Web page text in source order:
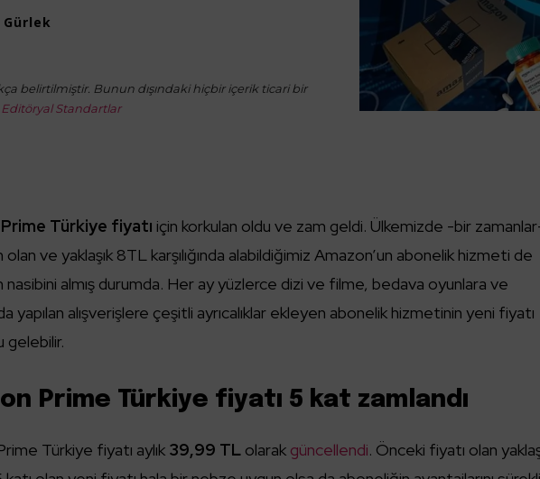
belirtilmiştir. Bunun dışındaki hiçbir içerik ticari bir
Editöryal Standartlar
Türkiye fiyatı için korkulan oldu ve zam geldi. Ülkemizde -bir
olan ve yaklaşık 8TL karşılığında alabildiğimiz Amazon’un abonelik hizmeti de
nasibini almış durumda. Her ay yüzlerce dizi ve filme, bedava oyunlara ve
yapılan alışverişlere çeşitli ayrıcalıklar ekleyen abonelik hizmetinin yeni fiyatı
gelebilir.
Prime Türkiye fiyatı 5 kat zamlandı
Türkiye fiyatı aylık 39,99 TL olarak güncellendi. Önceki fiyatı olan